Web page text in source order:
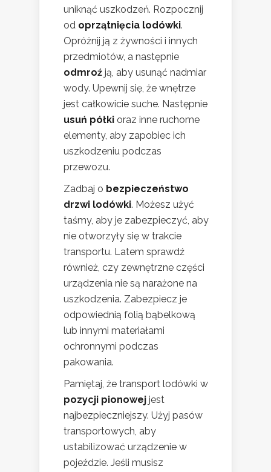
uniknąć uszkodzeń. Rozpocznij
od oprzątnięcia lodówki.
Opróżnij ją z żywności i innych
przedmiotów, a następnie
odmroź ją, aby usunąć nadmiar
wody. Upewnij się, że wnętrze
jest całkowicie suche. Następnie
usuń półki oraz inne ruchome
elementy, aby zapobiec ich
uszkodzeniu podczas
przewozu.
Zadbaj o bezpieczeństwo
drzwi lodówki. Możesz użyć
taśmy, aby je zabezpieczyć, aby
nie otworzyły się w trakcie
transportu. Latem sprawdź
również, czy zewnętrzne części
urządzenia nie są narażone na
uszkodzenia. Zabezpiecz je
odpowiednią folią bąbelkową
lub innymi materiałami
ochronnymi podczas
pakowania.
Pamiętaj, że transport lodówki w
pozycji pionowej jest
najbezpieczniejszy. Użyj pasów
transportowych, aby
ustabilizować urządzenie w
pojeździe. Jeśli musisz